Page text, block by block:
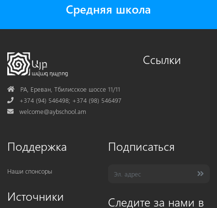
Средняя школа
AddressРА, Ереван, Тбилисское шоссе 11/11
Phone+374 (94) 546498; +374 (98) 546497
Mail
welcome@aybschool.am
Ссылки
Поддержка
Наши спонсоры
Источники
Подписаться
Следите за нами в